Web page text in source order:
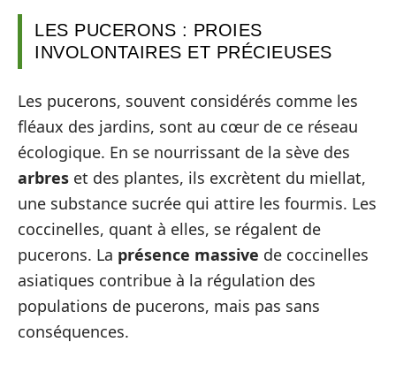
LES PUCERONS : PROIES
INVOLONTAIRES ET PRÉCIEUSES
Les pucerons, souvent considérés comme les
fléaux des jardins, sont au cœur de ce réseau
écologique. En se nourrissant de la sève des
arbres et des plantes, ils excrètent du miellat,
une substance sucrée qui attire les fourmis. Les
coccinelles, quant à elles, se régalent de
pucerons. La présence massive de coccinelles
asiatiques contribue à la régulation des
populations de pucerons, mais pas sans
conséquences.